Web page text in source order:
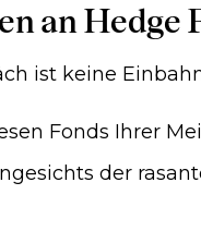
an Hedge
ist keine
Fonds Ihrer
der